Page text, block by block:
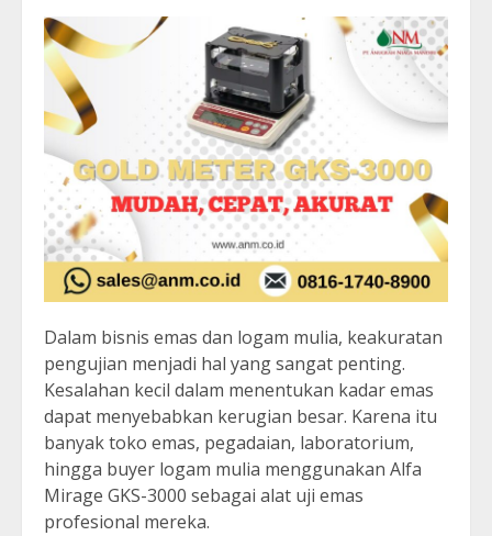
Dalam bisnis emas dan logam mulia, keakuratan
pengujian menjadi hal yang sangat penting.
Kesalahan kecil dalam menentukan kadar emas
dapat menyebabkan kerugian besar. Karena itu
banyak toko emas, pegadaian, laboratorium,
hingga buyer logam mulia menggunakan Alfa
Mirage GKS-3000 sebagai alat uji emas
profesional mereka.